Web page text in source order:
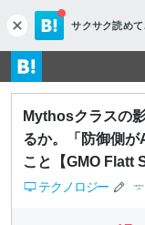
c
l
o
s
e
サクサク読めて
Mythosクラスの
るか。「防御側
こと【GMO Flatt
テクノロジー